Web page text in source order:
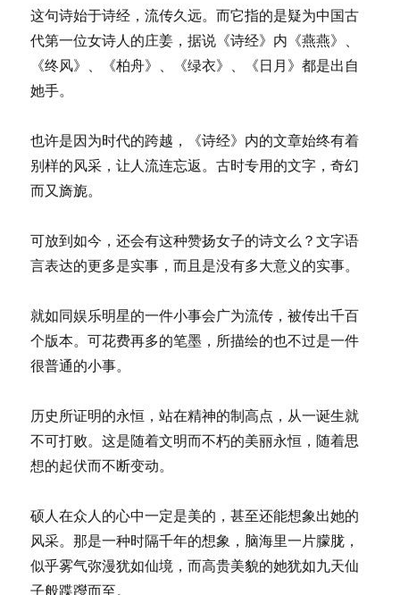
的
佛
風
这句诗始于诗经，流传久远。而它指的是疑为中国古
代第一位女诗人的庄姜，据说《诗经》内《燕燕》、
《终风》、《柏舟》、《绿衣》、《日月》都是出自
她手。
也许是因为时代的跨越，《诗经》内的文章始终有着
别样的风采，让人流连忘返。古时专用的文字，奇幻
而又旖旎。
可放到如今，还会有这种赞扬女子的诗文么？文字语
言表达的更多是实事，而且是没有多大意义的实事。
就如同娱乐明星的一件小事会广为流传，被传出千百
个版本。可花费再多的笔墨，所描绘的也不过是一件
很普通的小事。
历史所证明的永恒，站在精神的制高点，从一诞生就
不可打败。这是随着文明而不朽的美丽永恒，随着思
想的起伏而不断变动。
硕人在众人的心中一定是美的，甚至还能想象出她的
风采。那是一种时隔千年的想象，脑海里一片朦胧，
似乎雾气弥漫犹如仙境，而高贵美貌的她犹如九天仙
子般蹀躞而至。